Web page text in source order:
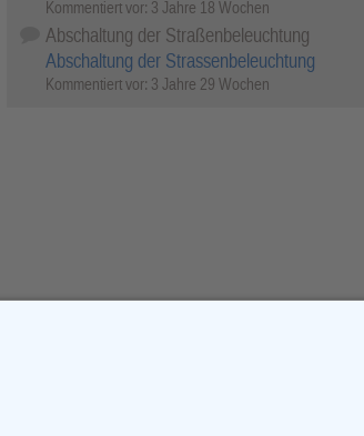
Kommentiert vor: 3 Jahre 18 Wochen
Abschaltung der Straßenbeleuchtung
Abschaltung der Strassenbeleuchtung
Kommentiert vor: 3 Jahre 29 Wochen